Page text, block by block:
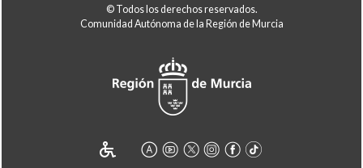
© Todos los derechos reservados.
Comunidad Autónoma de la Región de Murcia